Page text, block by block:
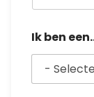
-
m
i
Ik ben